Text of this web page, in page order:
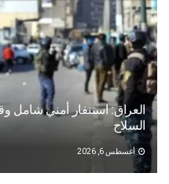
العراق: استنفار أمني
السلاح
أغسطس 6, 2026